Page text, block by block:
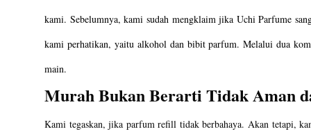
kami. Sebelumnya, kami sudah mengklaim jika Uchi Parfume
kami perhatikan, yaitu alkohol dan bibit parfum. Melalui dua
main.
Murah Bukan Berarti Tidak Aman
Kami tegaskan, jika parfum refill tidak berbahaya. Akan tetapi,